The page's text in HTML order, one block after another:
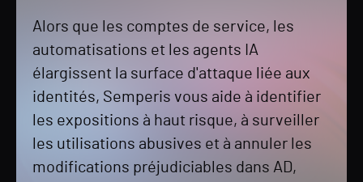
Alors que les comptes de service, les
automatisations et les agents IA
élargissent la surface d'attaque liée aux
identités, Semperis vous aide à identifier
les expositions à haut risque, à surveiller
les utilisations abusives et à annuler les
modifications préjudiciables dans AD,